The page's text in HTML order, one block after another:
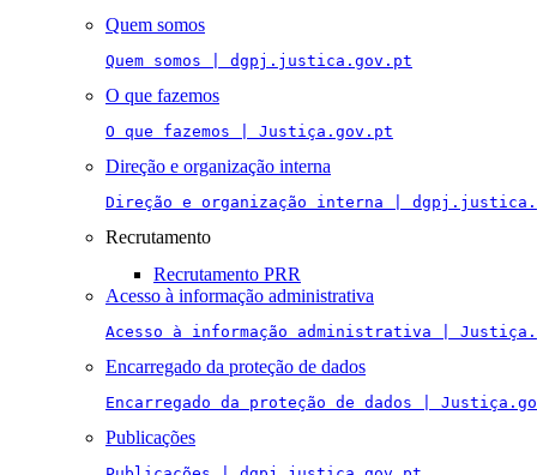
Quem somos
Quem somos | dgpj.justica.gov.pt
O que fazemos
O que fazemos | Justiça.gov.pt
Direção e organização interna
Direção e organização interna |
Recrutamento
Recrutamento PRR
Acesso à informação administrativa
Acesso à informação administrativa |
Encarregado da proteção de dados
Encarregado da proteção de dados |
Publicações